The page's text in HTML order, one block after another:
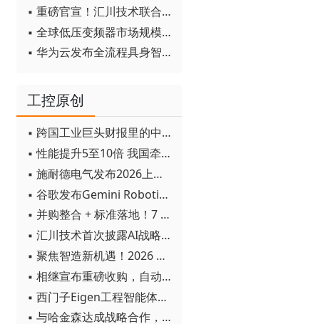
▪ 重磅官宣！汇川技术联合发起 D12 联盟，开创产教融合新范式
▪ 全球低压变频器市场规模2030年将超170亿美元
▪ 华为云发布全流程具身智能开发平台CloudRobo
工控原创
▪ 跨国工业巨头财报里的中国成绩单
▪ 性能提升5至10倍 我国牵头制定的WiTSnet工业以太网国际标准正式发布
▪ 施耐德电气发布2026上半年可持续发展成绩单 "Impact 2030"路线图开局稳健
▪ 谷歌发布Gemini Robotics 2模型 实现人形机器人全身智能控制突破
▪ 并购整合 + 标准落地！7 月工业自动化产业动态速递
▪ 汇川技术首次披露AI战略进展：从两个方面推动“AI业务化”落地
▪ 聚焦智造新机遇！2026 青岛数字化及智能制造技术论坛圆满落幕
▪ 相继宣布重磅收购，自动化巨头新一轮并购潮剑指何方？
▪ 西门子Eigen工程智能体落地中国，工业AI跨越物理世界“确定性”拐点
▪ 与哈金森达成战略合作，乐聚机器人何以持续获得工业巨头青睐？